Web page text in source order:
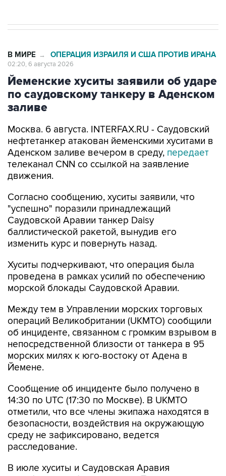
Йеменские хуситы заявили об ударе
по саудовскому танкеру в Аденском
заливе
Москва. 6 августа. INTERFAX.RU - Саудовский
Аденском заливе вечером в среду,передает
телеканал CNN со ссылкой на заявление
движения.
Согласно сообщению, хуситы заявили, что
Саудовской Аравии танкер Daisy
баллистической ракетой, вынудив его
изменить курс и повернуть назад.
Хуситы подчеркивают, что операция была
морской блокады Саудовской Аравии.
Между тем в Управлении морских торговых
об инциденте, связанном с громким взрывом в
непосредственной близости от танкера в 95
морских милях к юго-востоку от Адена в
Йемене.
Сообщение об инциденте было получено в
отметили, что все члены экипажа находятся в
безопасности, воздействия на окружающую
среду не зафиксировано, ведется
расследование.
В июле хуситы и Саудовская Аравия
хуситов обвинили Эр-Рияд в блокаде